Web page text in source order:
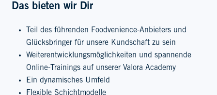
Das bieten wir Dir
Teil des führenden Foodvenience-Anbieters und
Glücksbringer für unsere Kundschaft zu sein
Weiterentwicklungsmöglichkeiten und spannende
Online-Trainings auf unserer Valora Academy
Ein dynamisches Umfeld
Flexible Schichtmodelle